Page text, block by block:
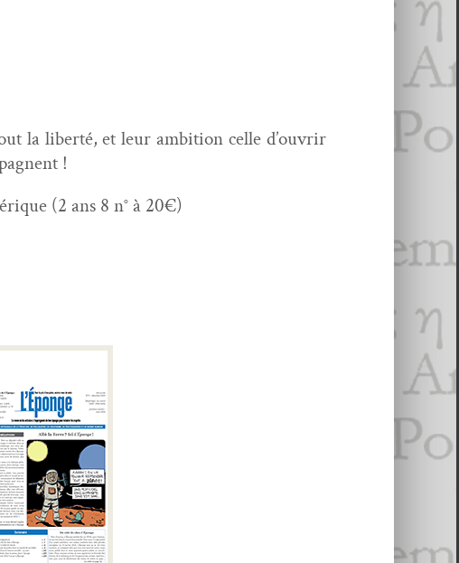
la lib­erté, et leur ambi­tion celle d’ouvrir
!
(2 ans 8 n° à 20€)